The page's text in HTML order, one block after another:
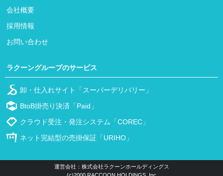
会社概要
採用情報
お問い合わせ
ラクーングループのサービス
卸・仕入れサイト「スーパーデリバリー」
BtoB掛売り決済「Paid」
クラウド受注・発注システム「COREC」
ネット完結型の売掛保証「URIHO」
運営会社：株式会社ラクーンホールディングス